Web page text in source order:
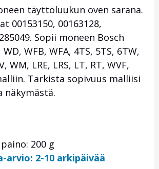
täyttöluukun oven sarana.
00153150, 00163128,
Sopii moneen Bosch
WFB, WFA, 4TS, 5TS, 6TW,
WM, LRE, LRS, LT, RT, WVF,
Tarkista sopivuus malliisi
näkymästä.
200 g
arvio: 2-10 arkipäivää